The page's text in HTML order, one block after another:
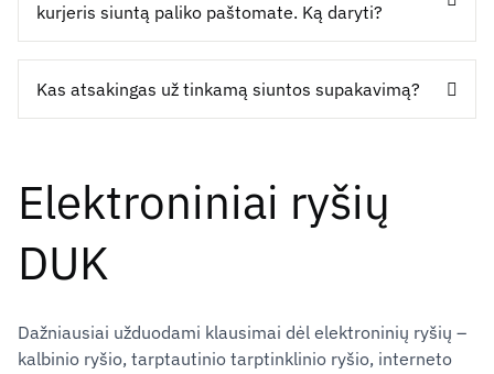
kurjeris siuntą paliko paštomate. Ką daryti?
Kas atsakingas už tinkamą siuntos supakavimą?
Elektroniniai ryšių
DUK
Dažniausiai užduodami klausimai dėl elektroninių ryšių –
kalbinio ryšio, tarptautinio tarptinklinio ryšio, interneto